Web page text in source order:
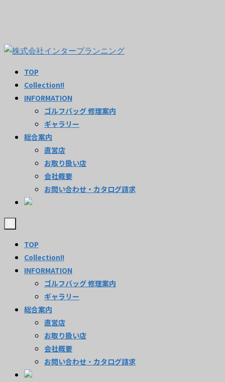
TOP
Collection!!
INFORMATION
ゴルフバッグ 修理案内
ギャラリー
総合案内
直営店
お取り扱い店
会社概要
お問い合わせ・カタログ請求
TOP
Collection!!
INFORMATION
ゴルフバッグ 修理案内
ギャラリー
総合案内
直営店
お取り扱い店
会社概要
お問い合わせ・カタログ請求